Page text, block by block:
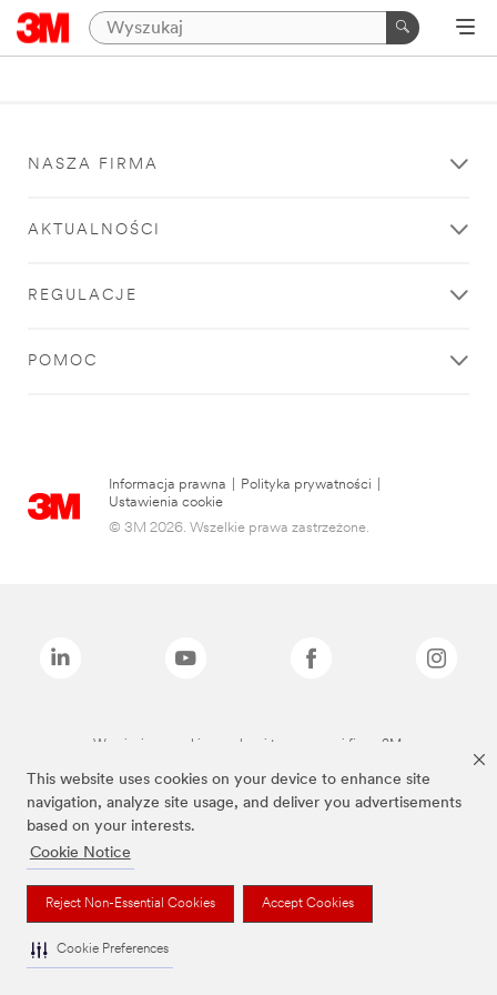
This website uses cookies on your device to enhance site
navigation, analyze site usage, and deliver you advertisements
based on your interests.
Cookie Notice
Reject Non-Essential Cookies Accept Cookies
Cookie Preferences
NASZA FIRMA
AKTUALNOŚCI
REGULACJE
POMOC
Informacja prawna Polityka prywatności
Ustawienia cookie
© 3M 2026. Wszelkie prawa zastrzeżone.
Wymienione marki są znakami towarowymi firmy 3M.